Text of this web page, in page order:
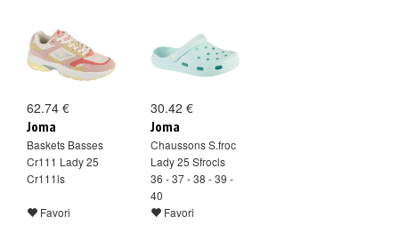
62.74 €
Joma
Baskets Basses
Cr111 Lady 25
Cr111ls
Favori
30.42 €
Joma
Chaussons S.froc
Lady 25 Sfrocls
36 - 37 - 38 - 39 -
40
Favori